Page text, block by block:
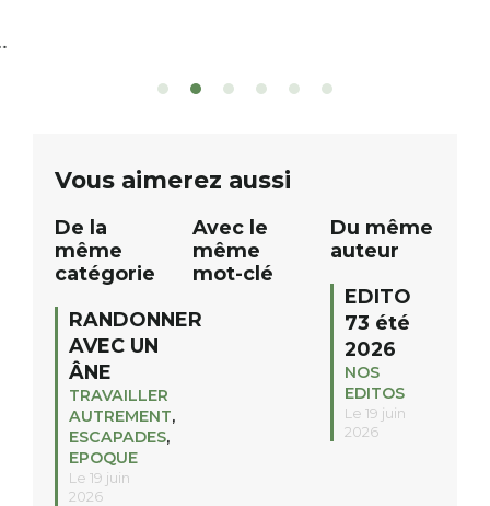
sont à gagner, sélectionnés auprès
12h à […]
Vous aimerez aussi
De la
même
catégorie
RANDONNER
AVEC UN
ÂNE
TRAVAILLER
AUTREMENT,
ESCAPADES,
EPOQUE
Le 19 juin
2026
Avec le
même
mot-clé
Du même
auteur
EDITO
73 été
2026
NOS
EDITOS
Le 19 juin
2026